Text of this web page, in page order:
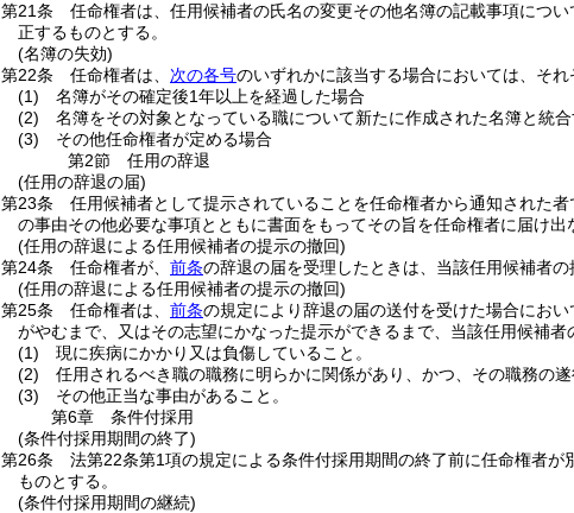
第21条
任命権者は、任用候補者の氏名の変更その他名簿の記載事項につ
正するものとする。
(名簿の失効)
第22条
任命権者は、 次の各号のいずれかに該当する場合においては、それ
(1)
名簿がその確定後1年以上を経過した場合
(2)
名簿をその対象となっている職について新たに作成された名簿と統
(3)
その他任命権者が定める場合
第2節
任用の辞退
(任用の辞退の届)
第23条
任用候補者として提示されていることを任命権者から通知された
の事由その他必要な事項とともに書面をもってその旨を任命権者に届け出
(任用の辞退による任用候補者の提示の撤回)
第24条
任命権者が、 前条の辞退の届を受理したときは、当該任用候補者の
(任用の辞退による任用候補者の提示の撤回)
第25条
任命権者は、 前条の規定により辞退の届の送付を受けた場合にお
がやむまで、又はその志望にかなった提示ができるまで、当該任用候補者
(1)
現に疾病にかかり又は負傷していること。
(2)
任用されるべき職の職務に明らかに関係があり、かつ、その職務の
(3)
その他正当な事由があること。
第6章
条件付採用
(条件付採用期間の終了)
第26条
法第22条第1項の規定による条件付採用期間の終了前に任命権者
ものとする。
(条件付採用期間の継続)